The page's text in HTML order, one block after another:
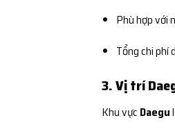
Phù hợp với
Tổng chi phí
3. Vị trí
Khu vực Daegu